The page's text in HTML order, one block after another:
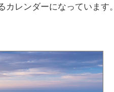
レンダーになっています。